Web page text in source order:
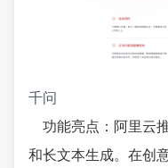
千问
功能亮点：阿里云
和长文本生成。在创